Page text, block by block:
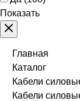
Показать
Главная
Каталог
Кабели
Кабели